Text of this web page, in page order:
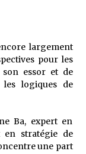
est vide
les contes et à
largement
pour les
son essor et de
les logiques de
Ba, expert en
en stratégie de
une part